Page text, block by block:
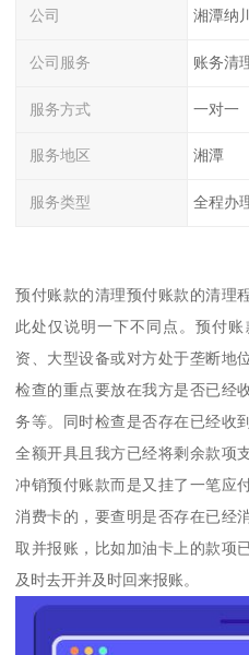
公司 湘潭纳
公司服务 账务清
服务方式 一对一
服务地区 湘潭
服务类型 全程办
预付账款的清理预付账款的清理
此处仅说明一下不同点。预付
资、大型设备或对方处于垄断地
检查的重点要放在我方是否已经
务等。同时检查是否存在已经收
全额开具且我方已经将剩余款项
冲销预付账款而是又挂了一笔应
消费卡的，要查明是否存在已经
取并报账，比如加油卡上的款项
及时去开并及时回来报账。